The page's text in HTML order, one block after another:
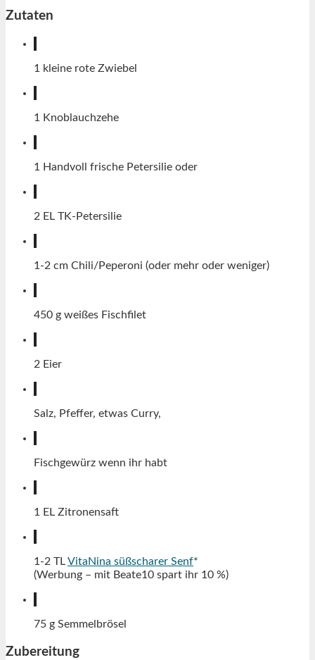
Zutaten
1 kleine rote Zwiebel
1 Knoblauchzehe
1 Handvoll frische Petersilie oder
2 EL TK-Petersilie
1-2 cm Chili/Peperoni (oder mehr oder weniger)
450 g weißes Fischfilet
2 Eier
Salz, Pfeffer, etwas Curry,
Fischgewürz wenn ihr habt
1 EL Zitronensaft
1-2 TLVitaNina süßscharer Senf*
(Werbung – mit Beate10 spart ihr 10 %)
75 g Semmelbrösel
Zubereitung